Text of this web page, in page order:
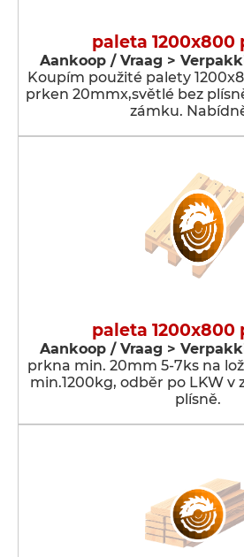
paleta 1200x800
Aankoop / Vraag >
Koupím použité palety
prken 20mmx,světlé bez
zámku.
paleta 1200x800
Aankoop / Vraag >
prkna min. 20mm 5-7ks na
min.1200kg, odběr po LKW v
plísně.